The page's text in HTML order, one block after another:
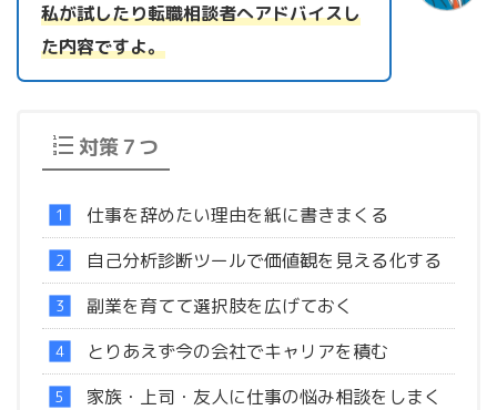
私が試したり転職相談者へアドバイスし
た内容ですよ。
対策７つ
仕事を辞めたい理由を紙に書きまくる
自己分析診断ツールで価値観を見える化する
副業を育てて選択肢を広げておく
とりあえず今の会社でキャリアを積む
家族・上司・友人に仕事の悩み相談をしまく